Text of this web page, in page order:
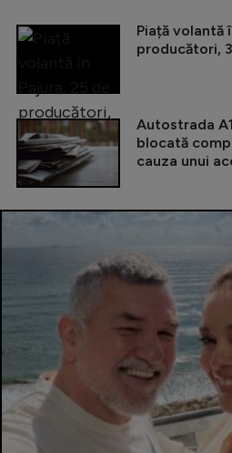
Piață volantă
producători,
Autostrada
blocată
cauza unui